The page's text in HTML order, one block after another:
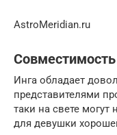
AstroMeridian.ru
Инга обладает
представителями
таки на свете могут
для девушки